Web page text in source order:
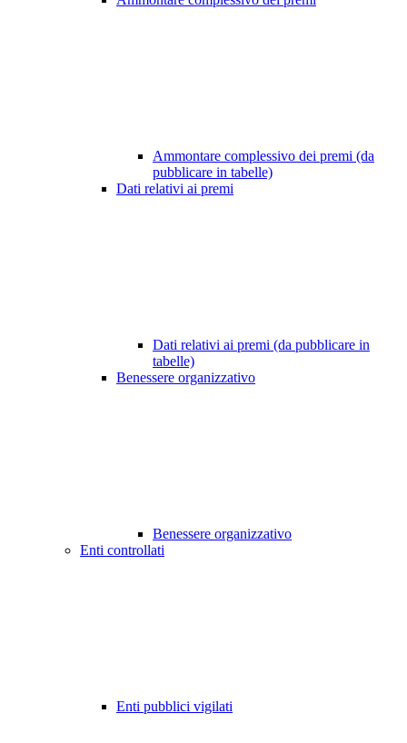
Ammontare complessivo dei premi (da
pubblicare in tabelle)
Dati relativi ai premi
Dati relativi ai premi (da pubblicare in
tabelle)
Benessere organizzativo
Benessere organizzativo
Enti controllati
Enti pubblici vigilati